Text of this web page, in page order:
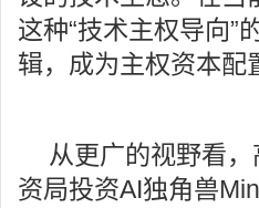
这种“技术主权导向”
辑，成为主权资本配
从更广的视野看
资局投资AI独角兽